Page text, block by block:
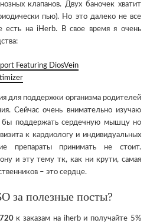
клапанов. Двух баночек хватит
пью). Но это далеко не все
есть на iHerb. В свое время я очень
Featuring DiosVein
для поддержки организма родителей
Сейчас очень внимательно изучаю
бы поддержать сердечную мышцу но
к кардиологу и индивидуальных
препараты принимать не стоит.
и эту тему тк, как ни крути, самая
– это сердце.
за полезные посты?
к заказам на iherb и получайте 5%